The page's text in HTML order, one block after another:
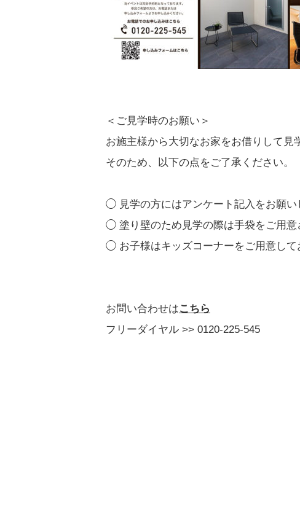
＜ご見学時のお願い＞
お施主様から大切なお家をお借りして見
そのため、以下の点をご了承ください。
◯ 見学の方にはアンケート記入をお願い
◯ 塗り壁のため見学の際は手袋をご用意
◯ お子様はキッズコーナーをご用意して
お問い合わせはこちら
フリーダイヤル >> 0120-225-545